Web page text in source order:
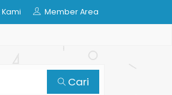
Member Area
Cari